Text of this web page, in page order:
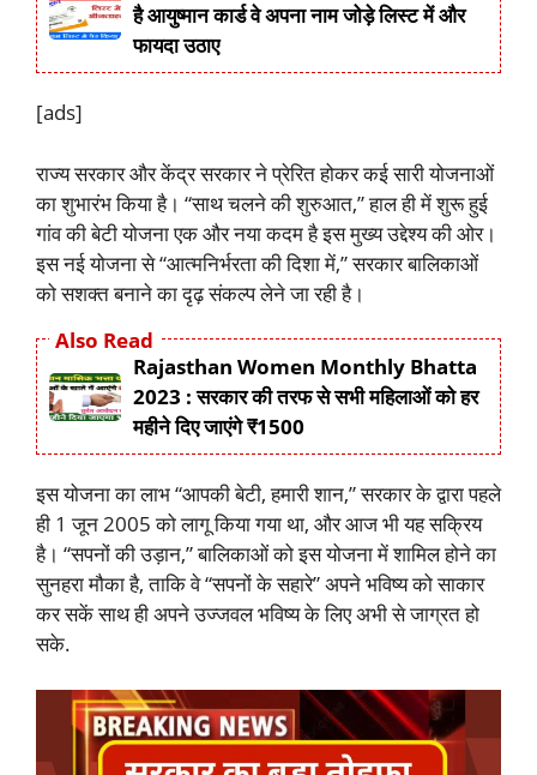
है आयुष्मान कार्ड वे अपना नाम जोड़े लिस्ट में और
फायदा उठाए
[ads]
राज्य सरकार और केंद्र सरकार ने प्रेरित होकर कई सारी योजनाओं
का शुभारंभ किया है। “साथ चलने की शुरुआत,” हाल ही में शुरू हुई
गांव की बेटी योजना एक और नया कदम है इस मुख्य उद्देश्य की ओर।
इस नई योजना से “आत्मनिर्भरता की दिशा में,” सरकार बालिकाओं
को सशक्त बनाने का दृढ़ संकल्प लेने जा रही है।
Also Read
Rajasthan Women Monthly Bhatta
2023 : सरकार की तरफ से सभी महिलाओं को हर
महीने दिए जाएंगे ₹1500
इस योजना का लाभ “आपकी बेटी, हमारी शान,” सरकार के द्वारा पहले
ही 1 जून 2005 को लागू किया गया था, और आज भी यह सक्रिय
है। “सपनों की उड़ान,” बालिकाओं को इस योजना में शामिल होने का
सुनहरा मौका है, ताकि वे “सपनों के सहारे” अपने भविष्य को साकार
कर सकें साथ ही अपने उज्जवल भविष्य के लिए अभी से जाग्रत हो
सके.